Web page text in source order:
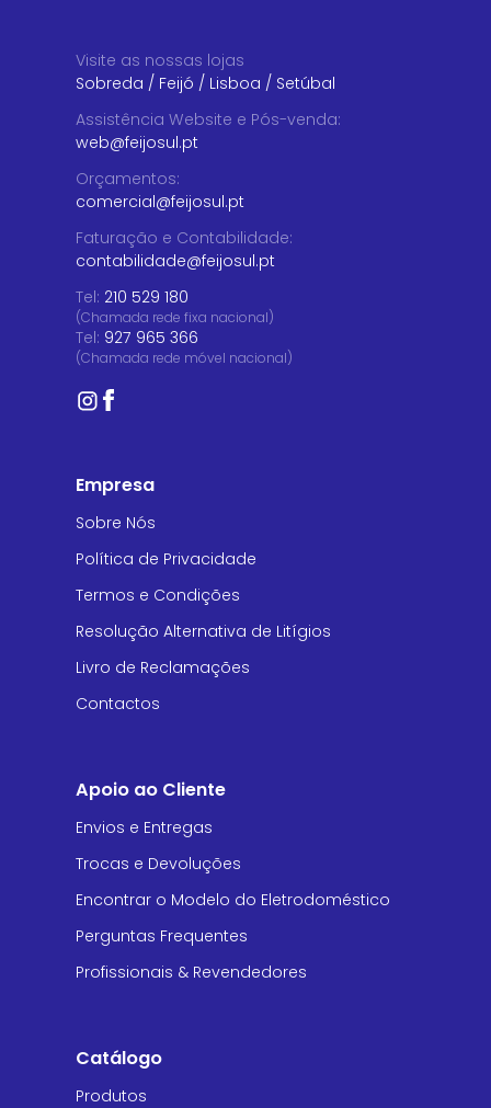
Visite as nossas lojas
Sobreda / Feijó / Lisboa / Setúbal
Assistência Website e Pós-venda:
web@feijosul.pt
Orçamentos:
comercial@feijosul.pt
Faturação e Contabilidade:
contabilidade@feijosul.pt
Tel: 210 529 180
(Chamada rede fixa nacional)
Tel: 927 965 366
(Chamada rede móvel nacional)
Empresa
Sobre Nós
Política de Privacidade
Termos e Condições
Resolução Alternativa de Litígios
Livro de Reclamações
Contactos
Apoio ao Cliente
Envios e Entregas
Trocas e Devoluções
Encontrar o Modelo do Eletrodoméstico
Perguntas Frequentes
Profissionais & Revendedores
Catálogo
Produtos